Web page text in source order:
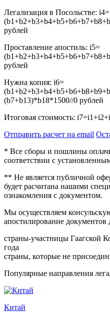
Легализация в Посольстве: i4=
рублей
Проставление апостиль: i5=
рублей
Нужна копия: i6=
(b7+b13)*b18*1500//0 рублей
Итоговая стоимость:
Отправить расчет на email
* Все сборы и пошлины
соответствии с
** Не является публичной
будет расчитана нашими
ознакомления с документом.
Мы осуществляем
апостилирование документов
страны-участницы Гаагской
года
страны, которые не
Популярные направления
Китай